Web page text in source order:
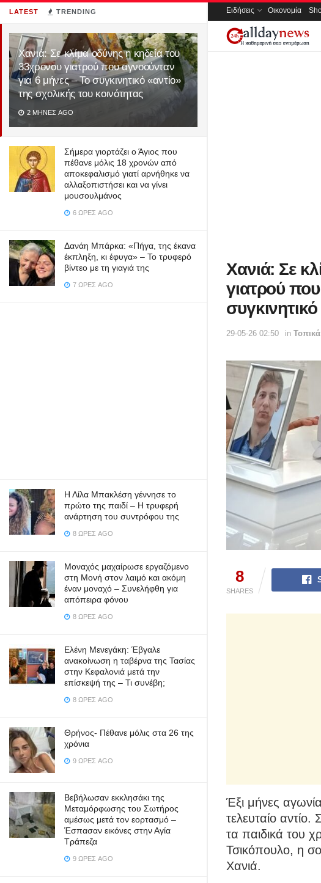
LATEST TRENDING
Χανιά: Σε κλίμα οδύνης η κηδεία του
33χρονου γιατρού που αγνοούνταν
για 6 μήνες – Το συγκινητικό «αντίο»
της σχολικής του κοινότητας
2 ΜΉΝΕΣ AGO
Σήμερα γιορτάζει ο Άγιος που
πέθανε μόλις 18 χρονών από
αποκεφαλισμό γιατί αρνήθηκε να
αλλαξοπιστήσει και να γίνει
μουσουλμάνος
6 ΏΡΕΣ AGO
Δανάη Μπάρκα: «Πήγα, της έκανα
έκπληξη, κι έφυγα» – Το τρυφερό
βίντεο με τη γιαγιά της
7 ΏΡΕΣ AGO
Η Λίλα Μπακλέση γέννησε το
πρώτο της παιδί – Η τρυφερή
ανάρτηση του συντρόφου της
8 ΏΡΕΣ AGO
Μοναχός μαχαίρωσε εργαζόμενο
στη Μονή στον λαιμό και ακόμη
έναν μοναχό – Συνελήφθη για
απόπειρα φόνου
8 ΏΡΕΣ AGO
Ελένη Μενεγάκη: Έβγαλε
ανακοίνωση η ταβέρνα της Τασίας
στην Κεφαλονιά μετά την
επίσκεψή της – Τι συνέβη;
8 ΏΡΕΣ AGO
Θρήνος- Πέθανε μόλις στα 26 της
χρόνια
9 ΏΡΕΣ AGO
Βεβήλωσαν εκκλησάκι της
Μεταμόρφωσης του Σωτήρος
αμέσως μετά τον εορτασμό –
Έσπασαν εικόνες στην Αγία
Τράπεζα
9 ΏΡΕΣ AGO
Ειδήσεις Οικονομία
Χανιά: Σε
γιατρού
29-05-26 02:50 in Τοπικά
8
SHARES
Έξι μήνες
τελευταίο
τα παιδικά του
Τσικόπουλο, η
Χανιά.